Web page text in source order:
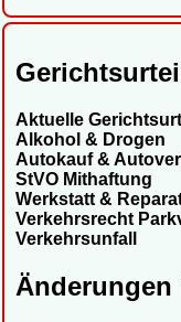
Aktuelle
Alkohol & Drogen
Autokauf &
StVO Mithaftung
Werkstatt &
Verkehrsrecht
Verkehrsunfall